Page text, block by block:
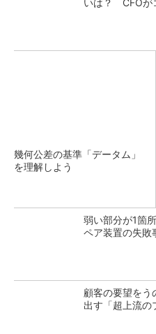
いは？ CFOが
幾何公差の基準「データム」
を理解しよう
弱い部分が1箇
ペア装置の失敗
顧客の要望を
出す「超上流の